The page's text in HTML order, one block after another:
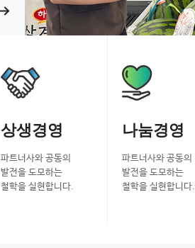
상생경영
파트너사와 공동의
발전을 도모하는
철학을 실현합니다.
나눔경영
파트너사와 공동의
발전을 도모하는
철학을 실현합니다.